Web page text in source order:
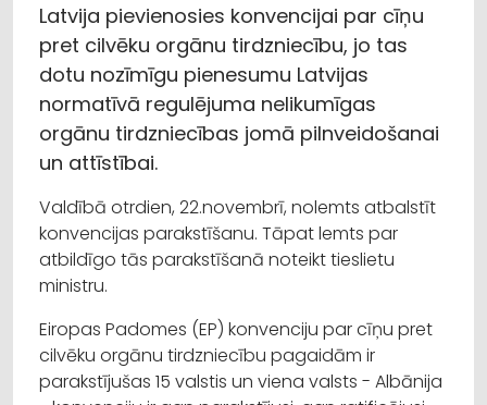
Latvija pievienosies konvencijai par cīņu
pret cilvēku orgānu tirdzniecību, jo tas
dotu nozīmīgu pienesumu Latvijas
normatīvā regulējuma nelikumīgas
orgānu tirdzniecības jomā pilnveidošanai
un attīstībai.
Valdībā otrdien, 22.novembrī, nolemts atbalstīt
konvencijas parakstīšanu. Tāpat lemts par
atbildīgo tās parakstīšanā noteikt tieslietu
ministru.
Eiropas Padomes (EP) konvenciju par cīņu pret
cilvēku orgānu tirdzniecību pagaidām ir
parakstījušas 15 valstis un viena valsts - Albānija